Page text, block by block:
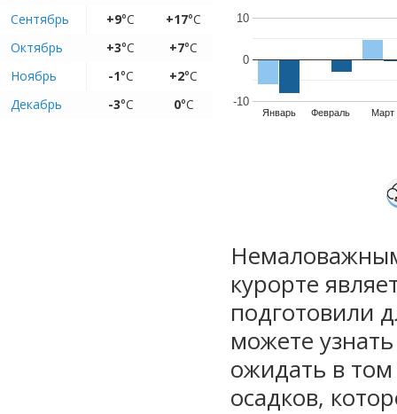
Сентябрь
+9°C +17°C
Октябрь
+3°C +7°C
Ноябрь
-1°C +2°C
Декабрь
-3°C 0°C
Январь Февраль Март
-10
0
10
курорте
подготовили
можете
ожидать в
осадков,